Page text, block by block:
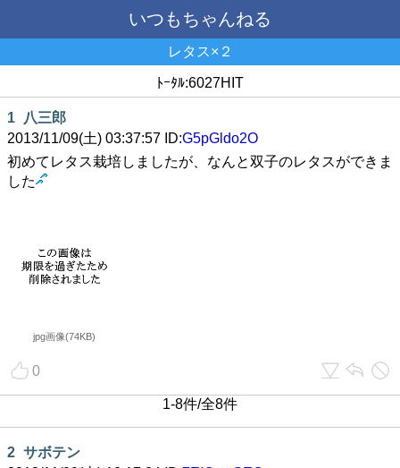
いつもちゃんねる
レタス×２
ﾄｰﾀﾙ:6027HIT
1
八三郎
2013/11/09(土) 03:37:57 ID:G5pGldo2O
初めてレタス栽培しましたが、なんと双子のレタスができま
した
jpg画像(74KB)
0
1-8件/全8件
2 サボテン